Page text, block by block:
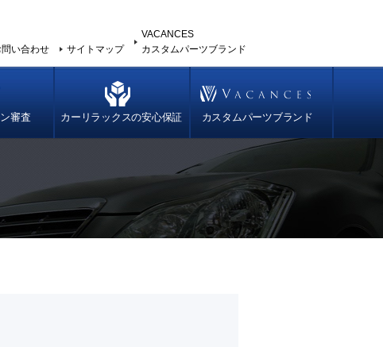
問い合わせ サイトマップ
VACANCES
カスタムパーツブランド
審査 カーリラックスの安心保証 カスタムパーツブランド